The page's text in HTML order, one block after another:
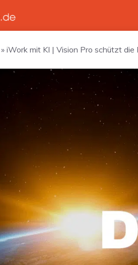
» iWork mit KI | Vision Pro schützt